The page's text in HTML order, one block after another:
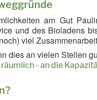
am Gut
und des Bioladens
viel
dies an vielen Stellen
räumlich - an die